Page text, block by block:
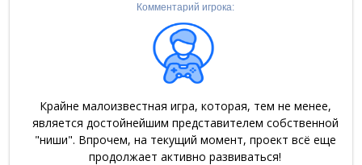
Комментарий игрока:
Крайне малоизвестная игра, которая, тем не менее,
является достойнейшим представителем собственной
"ниши". Впрочем, на текущий момент, проект всё еще
продолжает активно развиваться!